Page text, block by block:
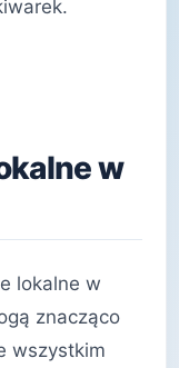
w
lokalne w
znacząco
wszystkim